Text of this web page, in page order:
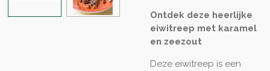
Ontdek deze heerlijke
eiwitreep met karamel
en zeezout
Deze eiwitreep is een